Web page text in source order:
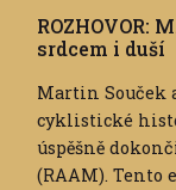
ROZHOVOR:
srdcem i duší
Martin Souček
cyklistické
úspěšně
(RAAM). Tento